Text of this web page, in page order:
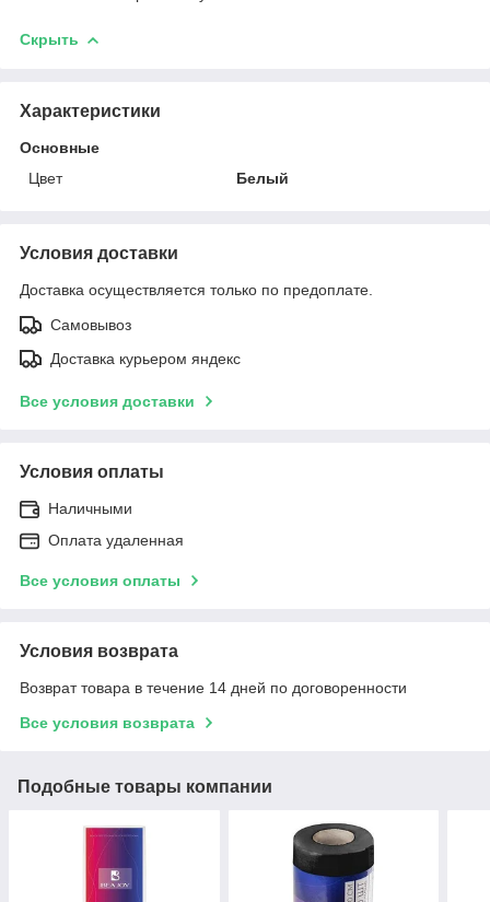
Скрыть
Характеристики
Основные
Цвет
Белый
Условия доставки
Доставка осуществляется только по предоплате.
Самовывоз
Доставка курьером яндекс
Все условия доставки
Условия оплаты
Наличными
Оплата удаленная
Все условия оплаты
Условия возврата
Возврат товара в течение 14 дней по договоренности
Все условия возврата
Подобные товары компании